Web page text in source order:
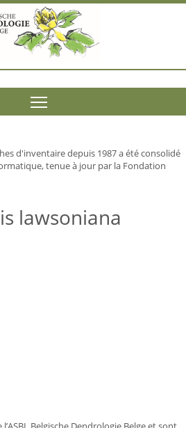
d'inventaire depuis 1987 a été consolidé
tenue à jour par la Fondation
lawsoniana